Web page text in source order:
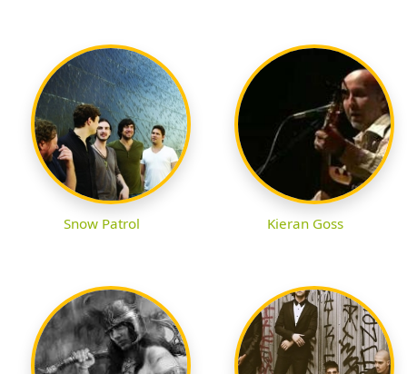
Snow Patrol Kieran Goss